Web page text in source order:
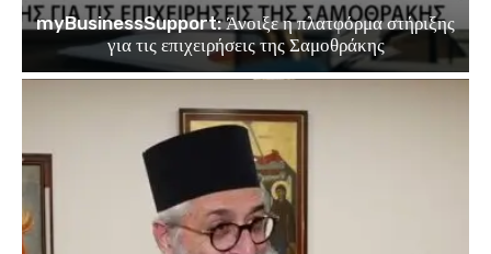
myBusinessSupport: Άνοιξε η πλατφόρμα στήριξης
για τις επιχειρήσεις της Σαμοθράκης